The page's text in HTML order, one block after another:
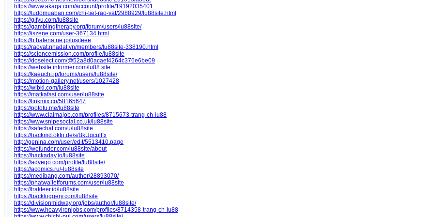
https://www.akaqa.com/account/profile/19192035401
https://tudomuaban.com/chi-tiet-rao-vat/2988929/lu88site.html
https://gifyu.com/lu88site
https://gamblingtherapy.org/forum/users/lu88site/
https://iszene.com/user-367134.html
https://b.hatena.ne.jp/lusiteee
https://raovat.nhadat.vn/members/lu88site-338190.html
https://sciencemission.com/profile/lu88site
https://doselect.com/@52a8d0acaef4264c376e6be09
https://website.informer.com/lu88.site
https://kaeuchi.jp/forums/users/lu88site/
https://motion-gallery.net/users/1027428
https://wibki.com/lu88site
https://matkafasi.com/user/lu88site
https://linkmix.co/58165647
https://potofu.me/lu88site
https://www.claimajob.com/profiles/8715673-trang-ch-lu88
https://www.snipesocial.co.uk/lu88site
https://safechat.com/u/lu88site
https://hackmd.okfn.de/s/BkUqculIfx
http://genina.com/user/edit/5513410.page
https://wefunder.com/lu88site/about
https://hackaday.io/lu88site
https://advego.com/profile/lu88site/
https://acomics.ru/-lu88site
https://medibang.com/author/28893070/
https://phatwalletforums.com/user/lu88site
https://trakteer.id/lu88site
https://backloggery.com/lu88site
https://divisionmidway.org/jobs/author/lu88site/
https://www.heavyironjobs.com/profiles/8714358-trang-ch-lu88